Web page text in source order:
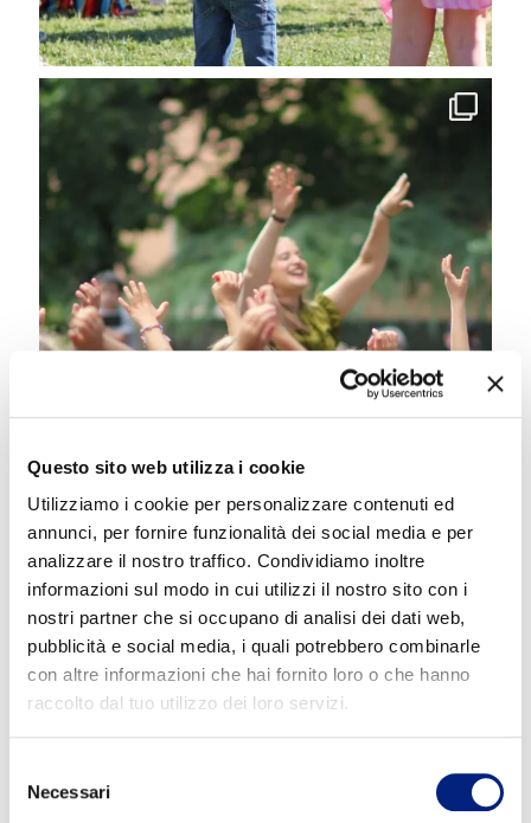
Questo sito web utilizza i cookie
Utilizziamo i cookie per personalizzare contenuti ed
annunci, per fornire funzionalità dei social media e per
analizzare il nostro traffico. Condividiamo inoltre
informazioni sul modo in cui utilizzi il nostro sito con i
nostri partner che si occupano di analisi dei dati web,
pubblicità e social media, i quali potrebbero combinarle
con altre informazioni che hai fornito loro o che hanno
raccolto dal tuo utilizzo dei loro servizi.
delNecessari